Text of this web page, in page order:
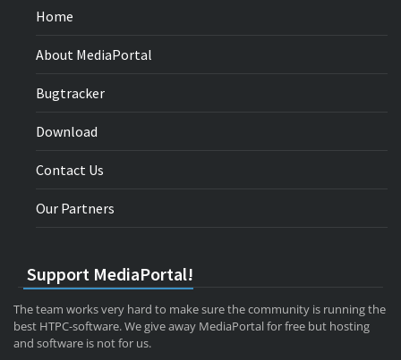
Home
About MediaPortal
Bugtracker
Download
Contact Us
Our Partners
Support MediaPortal!
The team works very hard to make sure the community is running the
best HTPC-software. We give away MediaPortal for free but hosting
and software is not for us.